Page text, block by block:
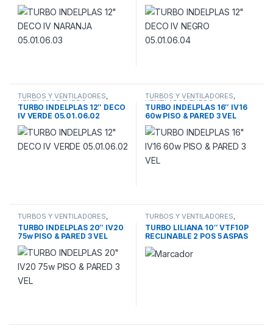
TURBOS Y VENTILADORES,
VENTILADOR TURBO
TURBO INDELPLAS 12″ DECO
IV VERDE 05.01.06.02
TURBOS Y VENTILADORES,
VENTILADOR TURBO
TURBO INDELPLAS 16″ IV16
60w PISO & PARED 3 VEL
TURBOS Y VENTILADORES,
VENTILADOR TURBO
TURBO INDELPLAS 20″ IV20
75w PISO & PARED 3 VEL
TURBOS Y VENTILADORES,
VENTILADOR TURBO
TURBO LILIANA 10″ VTF10P
RECLINABLE 2 POS 5 ASPAS